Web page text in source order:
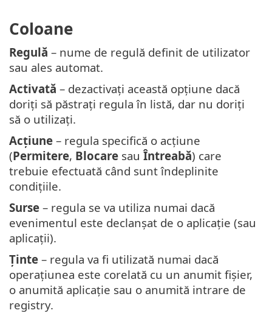
Coloane
Regulă – nume de regulă definit de utilizator
sau ales automat.
Activată – dezactivați această opțiune dacă
doriți să păstrați regula în listă, dar nu doriți
să o utilizați.
Acțiune – regula specifică o acțiune
(Permitere, Blocare sau Întreabă) care
trebuie efectuată când sunt îndeplinite
condițiile.
Surse – regula se va utiliza numai dacă
evenimentul este declanșat de o aplicație (sau
aplicații).
Ținte – regula va fi utilizată numai dacă
operațiunea este corelată cu un anumit fișier,
o anumită aplicație sau o anumită intrare de
registry.